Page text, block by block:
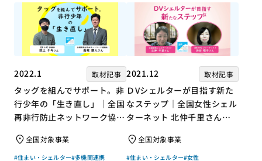
2022.1 取材記事
タッグを組んでサポート。非
行少年の「生き直し」｜全国
再非行防止ネットワーク協議
上チキさん【聞き手】
全国対象事業
#住まい・シェルター#多機関連携
2021.12 取材記事
ＤVシェルターが目指す新た
なステップ｜全国女性シェル
ターネット 北仲千里さん×
ん【聞き手】
全国対象事業
#住まい・シェルター#女性